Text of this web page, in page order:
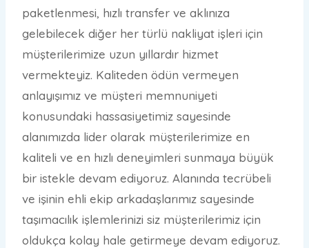
paketlenmesi, hızlı transfer ve aklınıza
gelebilecek diğer her türlü nakliyat işleri için
müşterilerimize uzun yıllardır hizmet
vermekteyiz. Kaliteden ödün vermeyen
anlayışımız ve müşteri memnuniyeti
konusundaki hassasiyetimiz sayesinde
alanımızda lider olarak müşterilerimize en
kaliteli ve en hızlı deneyimleri sunmaya büyük
bir istekle devam ediyoruz. Alanında tecrübeli
ve işinin ehli ekip arkadaşlarımız sayesinde
taşımacılık işlemlerinizi siz müşterilerimiz için
oldukça kolay hale getirmeye devam ediyoruz.